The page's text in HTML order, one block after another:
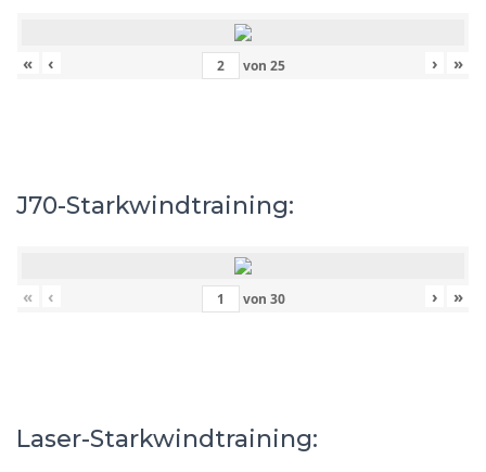
« ‹ von 25 › »
J70-Starkwindtraining:
« ‹ von 30 › »
Laser-Starkwindtraining: